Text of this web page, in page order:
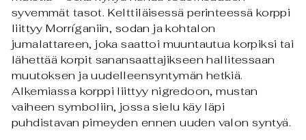
syvemmät tasot. Kelttiläisessä perinteessä korppi
liittyy Morríganiin, sodan ja kohtalon
jumalattareen, joka saattoi muuntautua korpiksi tai
lähettää korpit sanansaattajikseen hallitessaan
muutoksen ja uudelleensyntymän hetkiä.
Alkemiassa korppi liittyy nigredoon, mustan
vaiheen symboliin, jossa sielu käy läpi
puhdistavan pimeyden ennen uuden valon syntyä.